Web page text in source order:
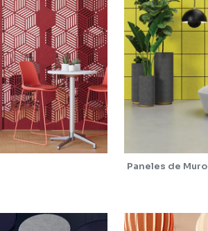
Paneles de Muro